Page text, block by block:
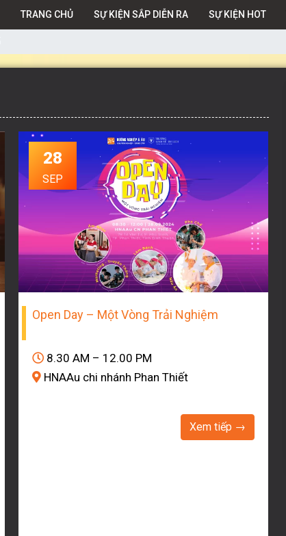
TRANG CHỦ SỰ KIỆN SẮP DIỄN RA SỰ KIỆN HOT
28
SEP
Open Day – Một Vòng Trải Nghiệm
8.30 AM – 12.00 PM
HNAAu chi nhánh Phan Thiết
Xem tiếp →